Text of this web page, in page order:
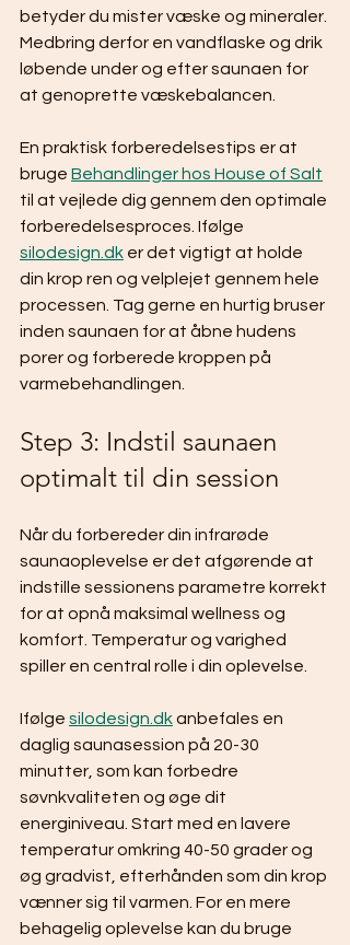
betyder du mister væske og mineraler.
Medbring derfor en vandflaske og drik
løbende under og efter saunaen for
at genoprette væskebalancen.
En praktisk forberedelsestips er at
bruge Behandlinger hos House of Salt
til at vejlede dig gennem den optimale
forberedelsesproces. Ifølge
silodesign.dk er det vigtigt at holde
din krop ren og velplejet gennem hele
processen. Tag gerne en hurtig bruser
inden saunaen for at åbne hudens
porer og forberede kroppen på
varmebehandlingen.
Step 3: Indstil saunaen
optimalt til din session
Når du forbereder din infrarøde
saunaoplevelse er det afgørende at
indstille sessionens parametre korrekt
for at opnå maksimal wellness og
komfort. Temperatur og varighed
spiller en central rolle i din oplevelse.
Ifølge silodesign.dk anbefales en
daglig saunasession på 20-30
minutter, som kan forbedre
søvnkvaliteten og øge dit
energiniveau. Start med en lavere
temperatur omkring 40-50 grader og
øg gradvist, efterhånden som din krop
vænner sig til varmen. For en mere
behagelig oplevelse kan du bruge